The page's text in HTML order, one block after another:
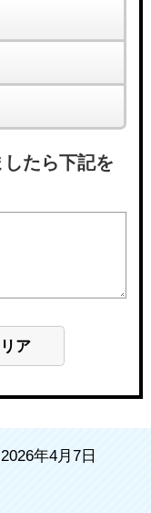
たら下記を
2026年4月7日